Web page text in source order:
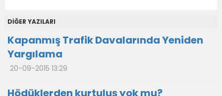
DİĞER YAZILARI
Kapanmış Trafik Davalarında Yeniden
Yargılama
20-09-2015 13:29
Hödüklerden kurtuluş yok mu?